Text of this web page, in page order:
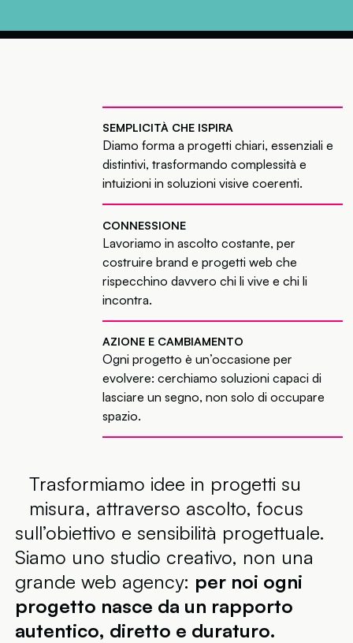
SEMPLICITÀ CHE ISPIRA
Diamo forma a progetti chiari, essenziali e
distintivi, trasformando complessità e
intuizioni in soluzioni visive coerenti.
CONNESSIONE
Lavoriamo in ascolto costante, per
costruire brand e progetti web che
rispecchino davvero chi li vive e chi li
incontra.
AZIONE E CAMBIAMENTO
Ogni progetto è un’occasione per
evolvere: cerchiamo soluzioni capaci di
lasciare un segno, non solo di occupare
spazio.
Trasformiamo idee in progetti su
misura, attraverso ascolto, focus
sull’obiettivo e sensibilità progettuale.
Siamo uno studio creativo, non una
grande web agency: per noi ogni
progetto nasce da un rapporto
autentico, diretto e duraturo.